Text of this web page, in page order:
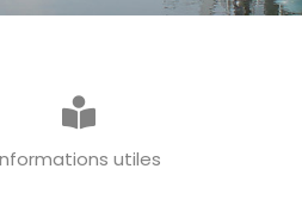
utiles